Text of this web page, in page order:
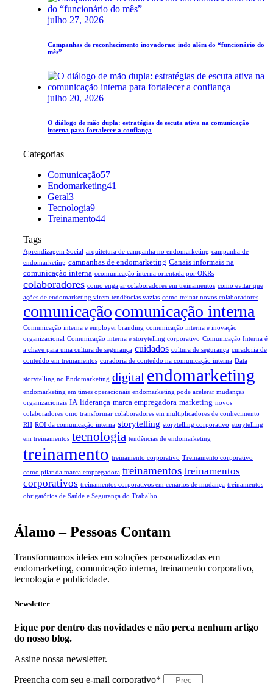
julho 27, 2026
Campanhas de reconhecimento inovadoras: indo além do “funcionário do
mês”
julho 20, 2026
O diálogo de mão dupla: estratégias de escuta ativa na comunicação
interna para fortalecer a confiança
Categorias
Comunicação57
Endomarketing41
Geral3
Tecnologia9
Treinamento44
Tags
Aprendizagem Social arquitetura de campanha no endomarketing campanha de
endomarketing campanhas de endomarketing Canais informais na
comunicação interna ccomunicação interna orientada por OKRs
colaboradores como engajar colaboradores em treinamentos como evitar que
ações de endomarketing virem tendências vazias como treinar novos colaboradores
comunicaçãocomunicação interna
Comunicação interna e employer branding comunicação interna e inovação
organizacional Comunicação interna e storytelling corporativo Comunicação Interna é
a chave para uma cultura de segurança cuidados cultura de segurança curadoria de
conteúdo em treinamentos curadoria de conteúdo na comunicação interna Data
storytelling no Endomarketing digital endomarketing
endomarketing em times operacionais endomarketing pode acelerar mudanças
organizacionais IA liderança marca empregadora marketing novos
colaboradores omo transformar colaboradores em multiplicadores de conhecimento
RH ROI da comunicação interna storytelling storytelling corporativo storytelling
em treinamentos tecnologia tendências de endomarketing
treinamento treinamento corporativo Treinamento corporativo
como pilar da marca empregadora treinamentos treinamentos
corporativos treinamentos corporativos em cenários de mudança treinamentos
obrigatórios de Saúde e Segurança do Trabalho
Álamo – Pessoas Contam
Transformamos ideias em soluções personalizadas em
endomarketing, comunicação interna, treinamento corporativo,
tecnologia e publicidade.
Newsletter
Fique por dentro das novidades e não perca nenhum artigo
do nosso blog.
Assine nossa newsletter.
Preencha com seu e-mail corporativo*